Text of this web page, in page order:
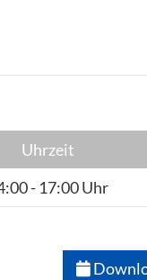
Uhrzeit
- 17:00 Uhr